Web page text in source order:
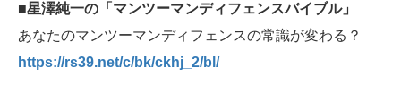
■星澤純一の「マンツーマンディフェンスバイブル」
あなたのマンツーマンディフェンスの常識が変わる？
https://rs39.net/c/bk/ckhj_2/bl/